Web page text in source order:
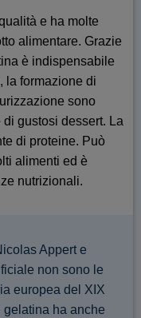
e ha molte
alimentare. Grazie
è indispensabile
la formazione di
sono
gustosi dessert. La
di proteine. Può
alimenti ed è
nutrizionali.
Appert e
non sono le
europea del XIX
ha anche